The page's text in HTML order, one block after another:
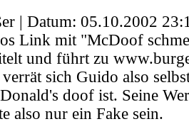
| Datum: 05.10.2002
Link mit "McDoof
und führt zu
sich Guido also
doof ist. Seine
also nur ein Fake sein.